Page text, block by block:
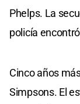
Phelps. La
policía
Cinco años
Simpsons. El